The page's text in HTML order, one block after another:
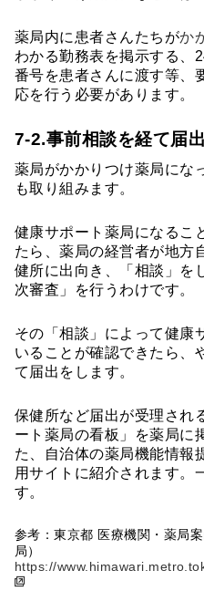
薬局内に患者さんたちがか
わかる勤務表を掲示する、
番号を患者さんに渡す等、
応を行う必要があります。
7-2.事前相談を経て届出
薬局がかかりつけ薬局にな
も取り組みます。
健康サポート薬局になるこ
たら、薬局の経営者が地方
健所に出向き、「相談」を
次審査」を行うわけです。
その「相談」によって健康
いることが確認できたら、
て届出をします。
保健所など届出が受理され
ート薬局の看板」を薬局に
た、自治体の薬局機能情報
用サイトに紹介されます。
す。
参考：東京都 医療機関・薬局
局）
https://